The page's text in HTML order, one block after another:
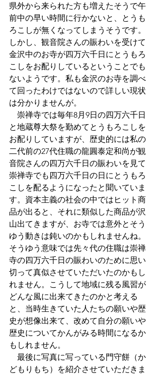
県外から来られた方も増えたそうで午
前中の早い時間に行かないと、とうも
ろこしが無くなってしまうそうです。
しかし、観音院さんの賑わいを受けて
金沢中のお寺が四万六千日にとうもろ
こしをお配りしているということでも
ないようです。私も金沢のお寺を調べ
て回ったわけではないので詳しい現状
は分かりませんが。
崇禅寺では毎年8月9日の四万六千日
と地蔵尊大祭を勤めてとうもろこしを
お配りしていますが、歴史的には私の
二代前の27代住職の龍圓泰定和尚が観
音院さんの四万六千日の賑わいを見て
崇禅寺でも四万六千日の日にとうもろ
こしを配るようになったと聞いていま
す。資本主義の社会の中ではヒット商
品が出ると、それに類似した商品が沢
山出てきますが、お寺では意外とそう
ゆう動きは鈍いのかもしれませんね。
そうゆう意味では先々代の住職は崇禅
寺の四万六千日の賑わいのために思い
切って真似させていただいたのかもし
れません。こうして地域に残る風習が
どんな風に出来てきたのかと考える
と、当時生きていた人たちの願いや歴
史が想像出来て、改めて自分の願いや
歴史についてかんがみる時間になるか
もしれません。
最後に写真に写っている門守餅（か
どもりもち）を紹介させていただきま